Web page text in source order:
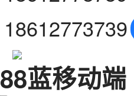
18612773739
88蓝移动端